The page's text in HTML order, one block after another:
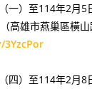
一）至114年2月5
高雄市燕巢區橫山
四）至114年2月8